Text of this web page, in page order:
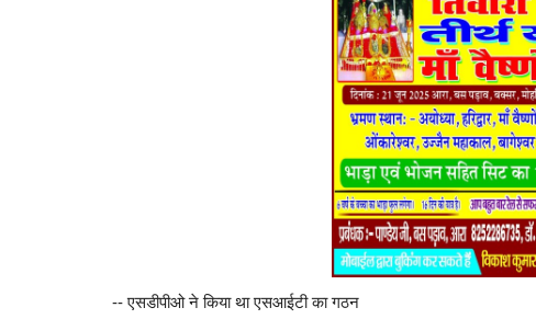
-- एसडीपीओ ने किया था एसआईटी का गठन